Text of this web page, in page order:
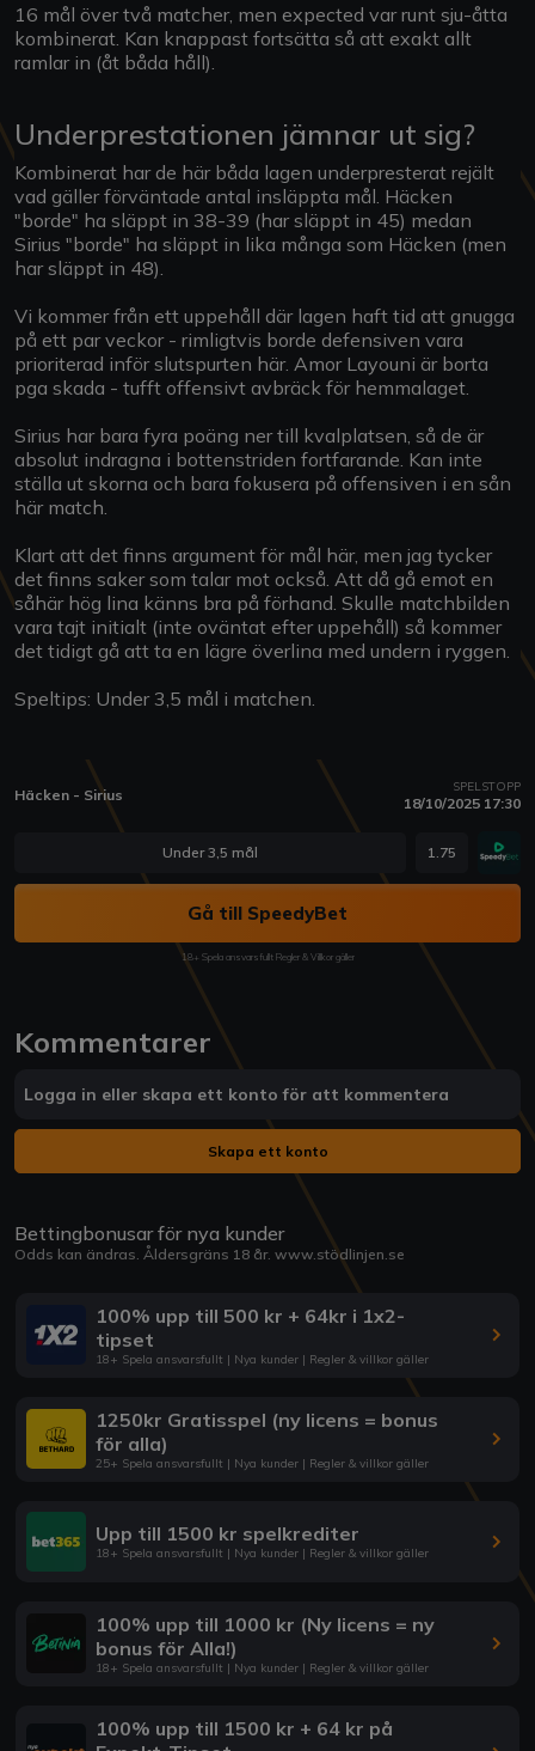
16 mål över två matcher, men expected var runt sju-åtta
kombinerat. Kan knappast fortsätta så att exakt allt
ramlar in (åt båda håll).
Underprestationen jämnar ut sig?
Kombinerat har de här båda lagen underpresterat rejält
vad gäller förväntade antal insläppta mål. Häcken
"borde" ha släppt in 38-39 (har släppt in 45) medan
Sirius "borde" ha släppt in lika många som Häcken (men
har släppt in 48).
Vi kommer från ett uppehåll där lagen haft tid att gnugga
på ett par veckor - rimligtvis borde defensiven vara
prioriterad inför slutspurten här. Amor Layouni är borta
pga skada - tufft offensivt avbräck för hemmalaget.
Sirius har bara fyra poäng ner till kvalplatsen, så de är
absolut indragna i bottenstriden fortfarande. Kan inte
ställa ut skorna och bara fokusera på offensiven i en sån
här match.
Klart att det finns argument för mål här, men jag tycker
det finns saker som talar mot också. Att då gå emot en
såhär hög lina känns bra på förhand. Skulle matchbilden
vara tajt initialt (inte oväntat efter uppehåll) så kommer
det tidigt gå att ta en lägre överlina med undern i ryggen.
Speltips: Under 3,5 mål i matchen.
Häcken - Sirius SPELSTOPP
18/10/2025 17:30
Under 3,5 mål 1.75
Gå till SpeedyBet
18+ Spela ansvarsfullt Regler & Villkor gäller
Kommentarer
Logga in eller skapa ett konto för att kommentera
Skapa ett konto
Bettingbonusar för nya kunder
Odds kan ändras. Åldersgräns 18 år. www.stödlinjen.se
100% upp till 500 kr + 64kr i 1x2-
tipset
18+ Spela ansvarsfullt | Nya kunder | Regler & villkor gäller
1250kr Gratisspel (ny licens = bonus
för alla)
25+ Spela ansvarsfullt | Nya kunder | Regler & villkor gäller
Upp till 1500 kr spelkrediter
18+ Spela ansvarsfullt | Nya kunder | Regler & villkor gäller
100% upp till 1000 kr (Ny licens = ny
bonus för Alla!)
18+ Spela ansvarsfullt | Nya kunder | Regler & villkor gäller
100% upp till 1500 kr + 64 kr på